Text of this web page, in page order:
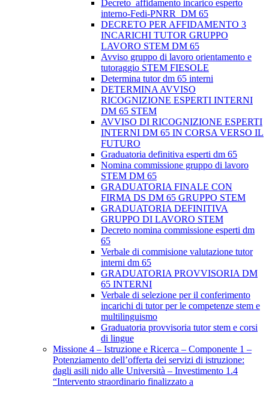
Decreto_affidamento incarico esperto
interno-Fedi-PNRR_DM 65
DECRETO PER AFFIDAMENTO 3
INCARICHI TUTOR GRUPPO
LAVORO STEM DM 65
Avviso gruppo di lavoro orientamento e
tutoraggio STEM FIESOLE
Determina tutor dm 65 interni
DETERMINA AVVISO
RICOGNIZIONE ESPERTI INTERNI
DM 65 STEM
AVVISO DI RICOGNIZIONE ESPERTI
INTERNI DM 65 IN CORSA VERSO IL
FUTURO
Graduatoria definitiva esperti dm 65
Nomina commissione gruppo di lavoro
STEM DM 65
GRADUATORIA FINALE CON
FIRMA DS DM 65 GRUPPO STEM
GRADUATORIA DEFINITIVA
GRUPPO DI LAVORO STEM
Decreto nomina commissione esperti dm
65
Verbale di commisione valutazione tutor
interni dm 65
GRADUATORIA PROVVISORIA DM
65 INTERNI
Verbale di selezione per il conferimento
incarichi di tutor per le competenze stem e
multilinguismo
Graduatoria provvisoria tutor stem e corsi
di lingue
Missione 4 – Istruzione e Ricerca – Componente 1 –
Potenziamento dell’offerta dei servizi di istruzione:
dagli asili nido alle Università – Investimento 1.4
“Intervento straordinario finalizzato a